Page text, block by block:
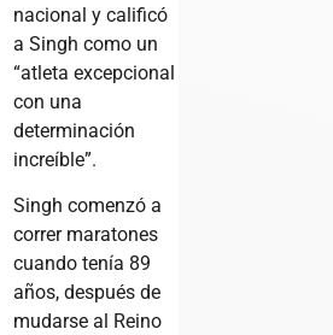
nacional y calificó
a Singh como un
“atleta excepcional
con una
determinación
increíble”.
Singh comenzó a
correr maratones
cuando tenía 89
años, después de
mudarse al Reino